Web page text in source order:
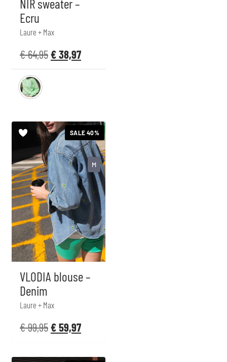
NIR sweater –
Ecru
Laure + Max
€64,95€38,97
SALE 40%
VLODIA blouse –
Denim
Laure + Max
€99,95€59,97
M